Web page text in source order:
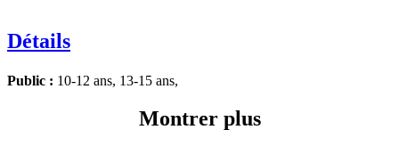
Détails
Public : 10-12 ans, 13-15 ans,
Montrer plus